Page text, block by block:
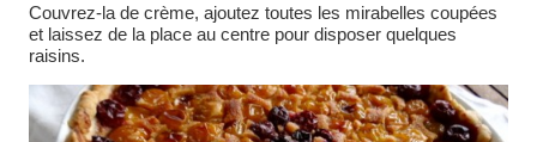
Couvrez-la de crème, ajoutez toutes les mirabelles coupées
et laissez de la place au centre pour disposer quelques
raisins.